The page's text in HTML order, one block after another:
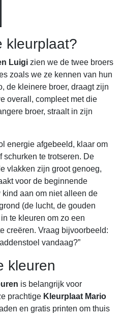
kleurplaat?
Luigi zien we de twee broers
zoals we ze kennen van hun
de kleinere broer, draagt zijn
overall, compleet met die
broer, straalt in zijn
energie afgebeeld, klaar om
schurken te trotseren. De
vlakken zijn groot genoeg,
voor de beginnende
aan om niet alleen de
(de lucht, de gouden
te kleuren om zo een
creëren. Vraag bijvoorbeeld:
vandaag?”
kleuren
is belangrijk voor
prachtige Kleurplaat Mario
en gratis printen om thuis